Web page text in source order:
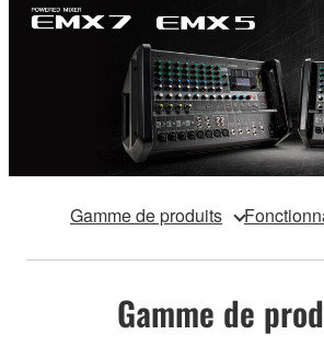
Gamme de produits
Gamme de